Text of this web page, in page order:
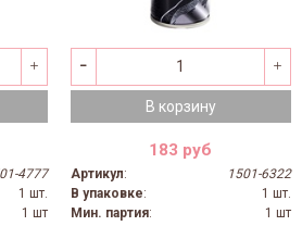
4777
1 шт.
1 шт
В корзину
183 руб
Артикул:
1501-6322
В упаковке:
1 шт.
Мин. партия:
1 шт